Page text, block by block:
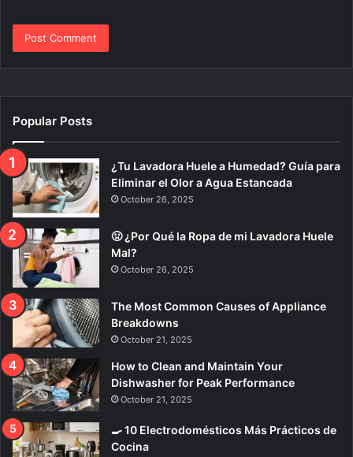
Popular Posts
¿Tu Lavadora Huele a Humedad? Guía para
Eliminar el Olor a Agua Estancada
October 26, 2025
🤢 ¿Por Qué la Ropa de mi Lavadora Huele
Mal?
October 26, 2025
The Most Common Causes of Appliance
Breakdowns
October 21, 2025
How to Clean and Maintain Your
Dishwasher for Peak Performance
October 21, 2025
🍳 10 Electrodomésticos Más Prácticos de
Cocina